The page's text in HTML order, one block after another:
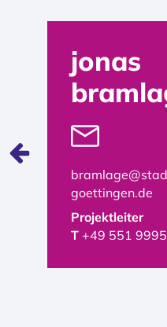
jonas
goettingen.de
Projektleiter
T +49 551